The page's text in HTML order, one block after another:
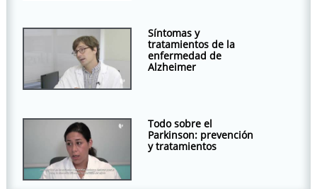
Síntomas y
tratamientos de la
enfermedad de
Alzheimer
Todo sobre el
Parkinson: prevención
y tratamientos